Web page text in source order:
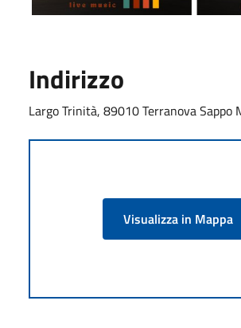
Indirizzo
Largo Trinità, 89010 Terranova Sappo
Visualizza in Mappa